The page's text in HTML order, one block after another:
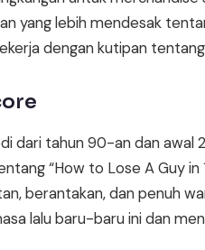
yang lebih mendesak
dengan kutipan
dari tahun 90-an dan
“How to Lose A Guy
berantakan, dan penuh
lalu baru-baru ini dan